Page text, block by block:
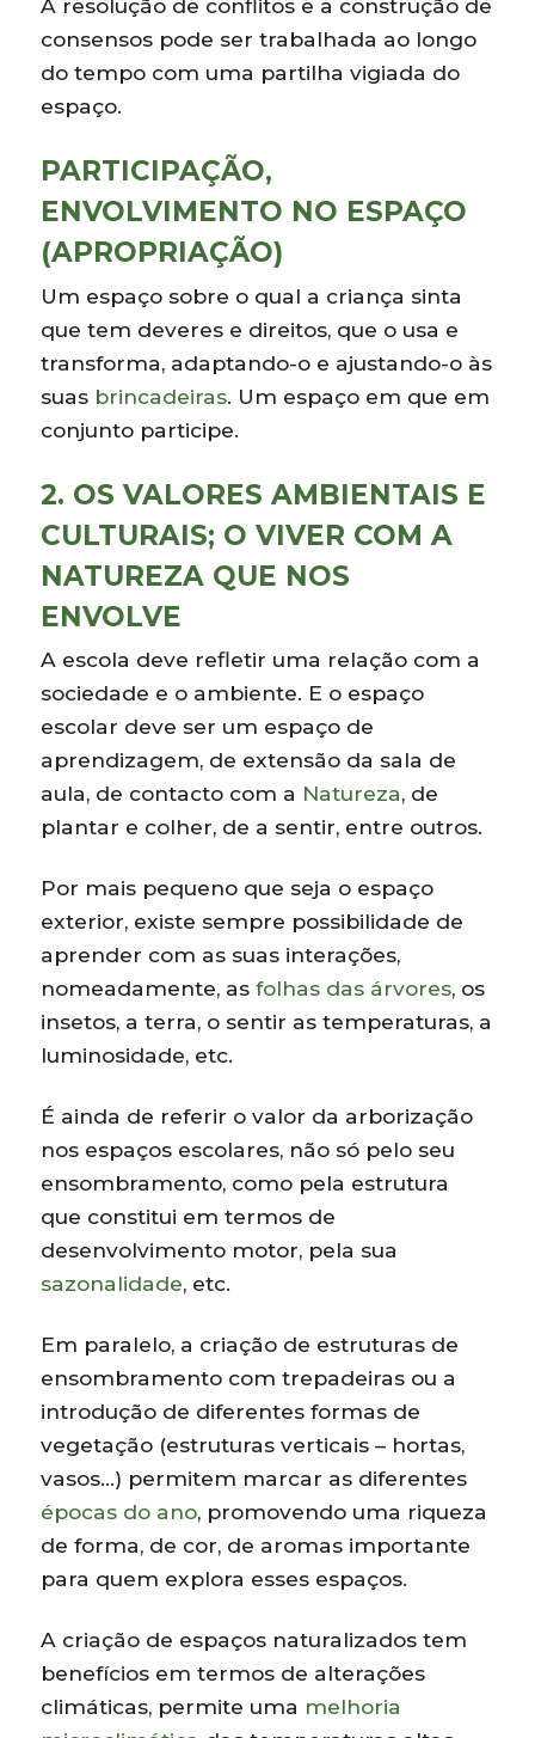
A resolução de conflitos e a construção de
consensos pode ser trabalhada ao longo
do tempo com uma partilha vigiada do
espaço.
PARTICIPAÇÃO,
ENVOLVIMENTO NO ESPAÇO
(APROPRIAÇÃO)
Um espaço sobre o qual a criança sinta
que tem deveres e direitos, que o usa e
transforma, adaptando-o e ajustando-o às
suas brincadeiras. Um espaço em que em
conjunto participe.
2. OS VALORES AMBIENTAIS E
CULTURAIS; O VIVER COM A
NATUREZA QUE NOS
ENVOLVE
A escola deve refletir uma relação com a
sociedade e o ambiente. E o espaço
escolar deve ser um espaço de
aprendizagem, de extensão da sala de
aula, de contacto com a Natureza, de
plantar e colher, de a sentir, entre outros.
Por mais pequeno que seja o espaço
exterior, existe sempre possibilidade de
aprender com as suas interações,
nomeadamente, asfolhas das árvores, os
insetos, a terra, o sentir as temperaturas, a
luminosidade, etc.
É ainda de referir o valor da arborização
nos espaços escolares, não só pelo seu
ensombramento, como pela estrutura
que constitui em termos de
desenvolvimento motor, pela sua
sazonalidade, etc.
Em paralelo, a criação de estruturas de
ensombramento com trepadeiras ou a
introdução de diferentes formas de
vegetação (estruturas verticais – hortas,
vasos…) permitem marcar as diferentes
épocas do ano, promovendo uma riqueza
de forma, de cor, de aromas importante
para quem explora esses espaços.
A criação de espaços naturalizados tem
benefícios em termos de alterações
climáticas, permite uma melhoria